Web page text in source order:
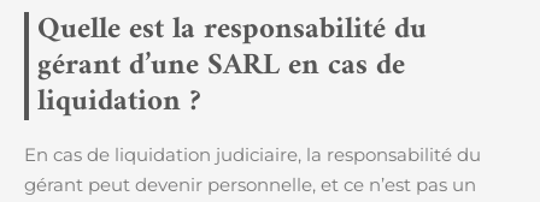
Quelle est la responsabilité du
gérant d’une SARL en cas de
liquidation ?
En cas de liquidation judiciaire, la responsabilité du
gérant peut devenir personnelle, et ce n’est pas un